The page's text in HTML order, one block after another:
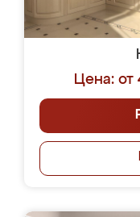
Цена: от